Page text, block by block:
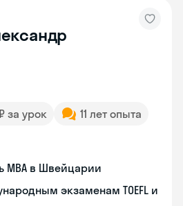
за урок
11 лет опыта
MBA в Швейцарии
экзаменам TOEFL и